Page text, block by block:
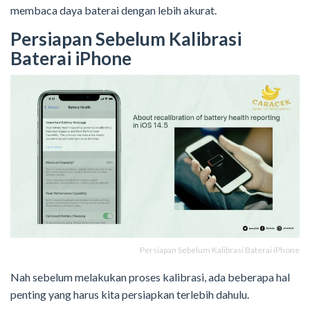
membaca daya baterai dengan lebih akurat.
Persiapan Sebelum Kalibrasi
Baterai iPhone
Persiapan Sebelum Kalibrasi Baterai iPhone
Nah sebelum melakukan proses kalibrasi, ada beberapa hal
penting yang harus kita persiapkan terlebih dahulu.